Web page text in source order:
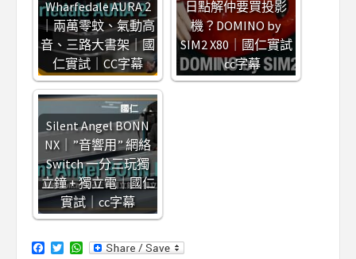
Wharfedale AURA 2
｜兩萬零蚊、氣動高
音、三路大書架｜國
仁實試｜CC字幕
日點解仲要買投影
機？DOMINO by
SIM2 X80｜國仁實試
｜cc字幕
Silent Angel BONN
NX｜”音響用” 網絡
Switch 一分三玩獨
立鐘 + 獨立電｜國仁
實試｜cc字幕
Facebook
TwitterWhatsApp